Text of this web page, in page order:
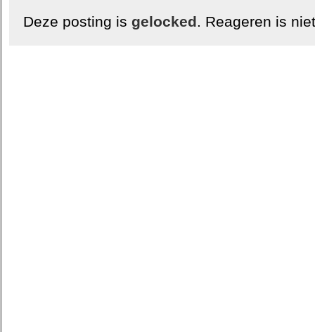
Deze posting is gelocked. Reageren is